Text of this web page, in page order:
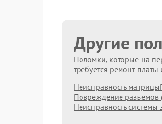
Другие
Поломки, которые на
требуется ремонт
Неисправность матрицы
Повреждение разъемов
Неисправность системы